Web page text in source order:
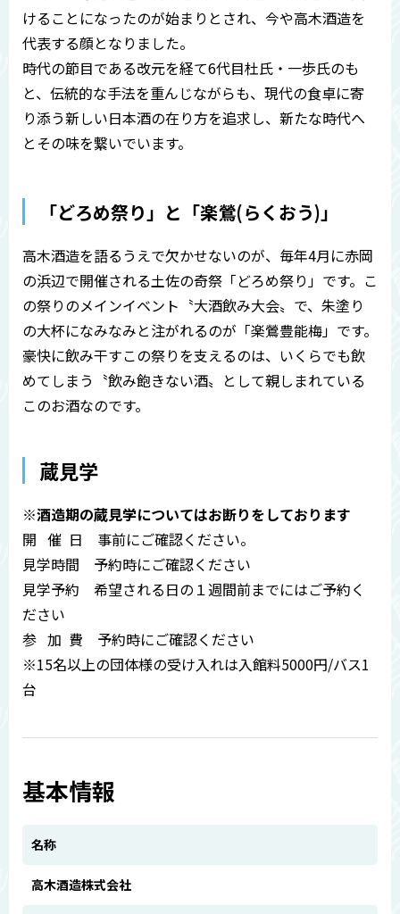
けることになったのが始まりとされ、今や高木酒造を
代表する顔となりました。
時代の節目である改元を経て6代目杜氏・一歩氏のも
と、伝統的な手法を重んじながらも、現代の食卓に寄
り添う新しい日本酒の在り方を追求し、新たな時代へ
とその味を繋いでいます。
「どろめ祭り」と「楽鶯(らくおう)」
高木酒造を語るうえで欠かせないのが、毎年4月に赤岡
の浜辺で開催される土佐の奇祭「どろめ祭り」です。こ
の祭りのメインイベント〝大酒飲み大会〟で、朱塗り
の大杯になみなみと注がれるのが「楽鶯豊能梅」です。
豪快に飲み干すこの祭りを支えるのは、いくらでも飲
めてしまう〝飲み飽きない酒〟として親しまれている
このお酒なのです。
蔵見学
※酒造期の蔵見学についてはお断りをしております
開 催 日 事前にご確認ください。
見学時間 予約時にご確認ください
見学予約 希望される日の１週間前までにはご予約く
ださい
参 加 費 予約時にご確認ください
※15名以上の団体様の受け入れは入館料5000円/バス1
台
基本情報
名称
高木酒造株式会社